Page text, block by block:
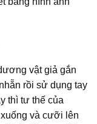
vật giả gắn
rồi sử dụng tay
thì tư thế của
và cưỡi lên